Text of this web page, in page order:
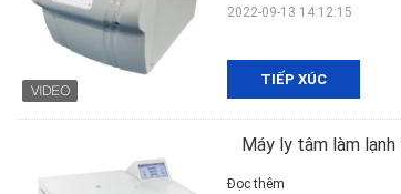
TIẾP XÚC
2022-09-13 14:12:15
Máy ly tâm làm
Đọc thêm